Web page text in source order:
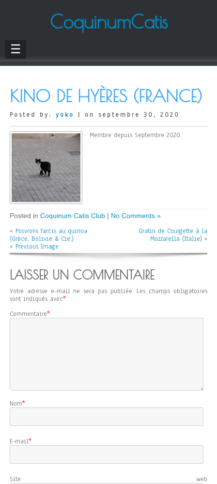
CoquinumCatis
☰
KINO DE HYÈRES (FRANCE)
Posted by: yoko | on septembre 30, 2020
Membre depuis Septembre 2020.
Posted in Coquinum Catis Club | No Comments »
« Poivrons farcis au quinoa
(Grèce, Bolivie & Cie.)
Gratin de Courgette à la
Mozzarella (Italie) »
« Previous Image
LAISSER UN COMMENTAIRE
Votre adresse e-mail ne sera pas publiée. Les champs obligatoires
sont indiqués avec*
Commentaire*
Nom*
E-mail*
Site web